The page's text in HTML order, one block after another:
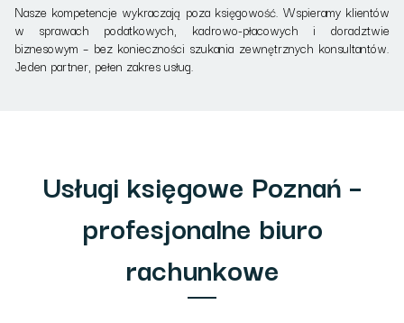
Nasze kompetencje wykraczają poza księgowość. Wspieramy klientów
w sprawach podatkowych, kadrowo-płacowych i doradztwie
biznesowym – bez konieczności szukania zewnętrznych konsultantów.
Jeden partner, pełen zakres usług.
Usługi księgowe Poznań –
profesjonalne biuro
rachunkowe